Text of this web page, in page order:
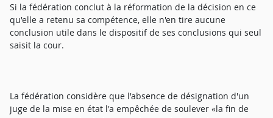
Si la fédération conclut à la réformation de la décision en ce
qu'elle a retenu sa compétence, elle n'en tire aucune
conclusion utile dans le dispositif de ses conclusions qui seul
saisit la cour.
La fédération considère que l'absence de désignation d'un
juge de la mise en état l'a empêchée de soulever «la fin de